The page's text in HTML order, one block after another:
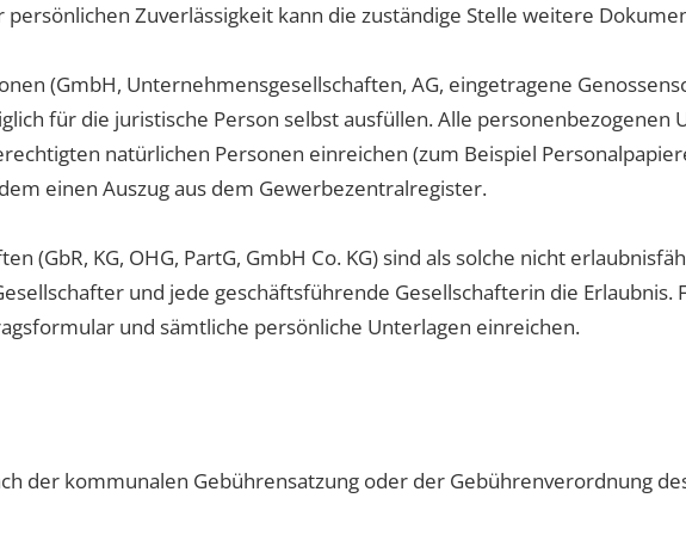
Zuverlässigkeit kann die zuständige Stelle weitere
(GmbH, Unternehmensgesellschaften, AG, eingetragene
für die juristische Person selbst ausfüllen. Alle personenbezogenen
natürlichen Personen einreichen (zum Beispiel
einen Auszug aus dem Gewerbezentralregister.
(GbR, KG, OHG, PartG, GmbH Co. KG) sind als solche nicht
und jede geschäftsführende Gesellschafterin die Erlaubnis.
und sämtliche persönliche Unterlagen einreichen.
der kommunalen Gebührensatzung oder der Gebührenverordnung